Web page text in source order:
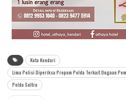
Kota Kendari
Lima Polisi Diperiksa Propam Polda Terkait Dugaan
Polda Sultra